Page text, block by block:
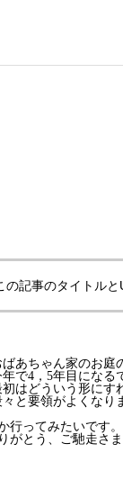
の記事のタイトル
ばあちゃん家のお庭
年で4，5年目になる
初はどういう形にす
々と要領がよくなり
行ってみたいです。
がとう、ご馳走さ